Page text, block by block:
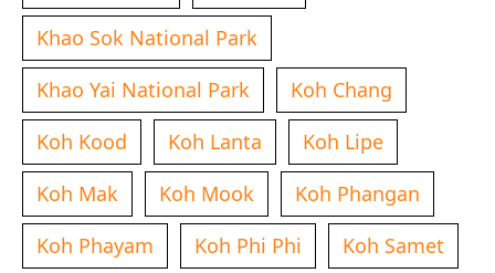
Khao Sok National Park
Khao Yai National Park
Koh Chang
Koh Kood
Koh Lanta
Koh Lipe
Koh Mak
Koh Mook
Koh Phangan
Koh Phayam
Koh Phi Phi
Koh Samet